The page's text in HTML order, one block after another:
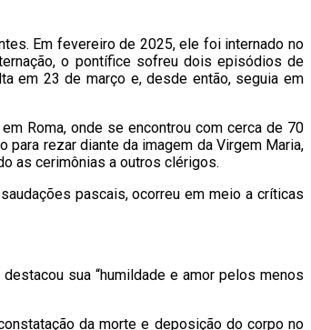
Em fevereiro de 2025, ele foi internado no
o pontífice sofreu dois episódios de
em 23 de março e, desde então, seguia em
Roma, onde se encontrou com cerca de 70
rezar diante da imagem da Virgem Maria,
as cerimônias a outros clérigos.
pascais, ocorreu em meio a críticas
sua “humildade e amor pelos menos
da morte e deposição do corpo no